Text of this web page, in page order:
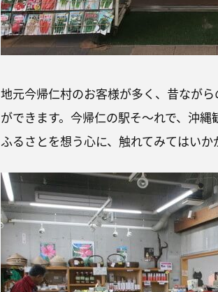
地元今帰仁村のお客様が多く、昔なが
ができます。今帰仁の駅そ〜れで、沖
ふるさとを想う心に、触れてみてはいか